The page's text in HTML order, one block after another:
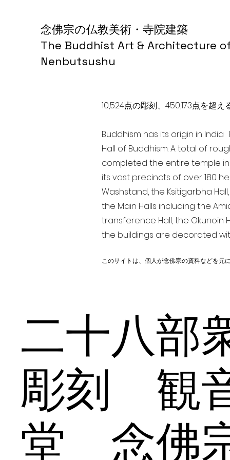
念佛宗の仏教美術・寺院建築
The Buddhist Art & Architecture
Nenbutsushu
10,524点の彫刻、450,173点を超
Buddhism has its origin in
Hall of Buddhism. A total of
completed the entire temple
its vast precincts of over 180
Washstand, the Ksitigarbha
the Main Halls including the
transference Hall, the Okunoin
the buildings are decorated
このサイトは、個人が念佛宗の資料などを元
二十八
彫刻 観
堂 念佛